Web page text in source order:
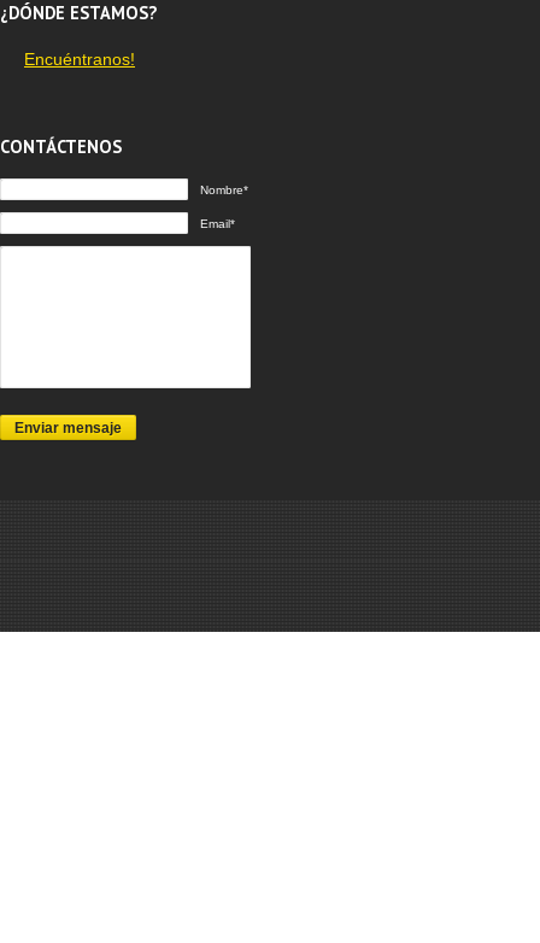
¿DÓNDE ESTAMOS?
Encuéntranos!
CONTÁCTENOS
Nombre*
Email*
Enviar mensaje